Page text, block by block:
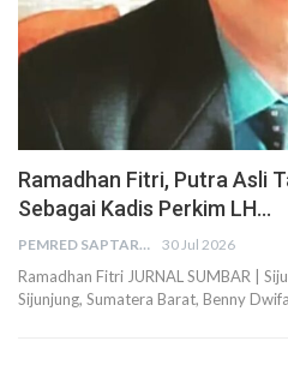
Ramadhan Fitri, Putra Asli
Sebagai Kadis Perkim LH…
PEMRED SAPTARIUS 30 Jul 2026
Ramadhan Fitri JURNAL SUMBAR |
Sijunjung, Sumatera Barat, Benny